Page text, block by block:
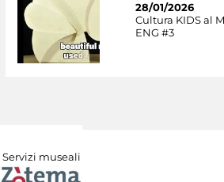
28/01/2026
Cultura KIDS al
ENG #3
Servizi museali